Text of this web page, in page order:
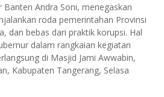
Banten Andra Soni, menegaskan
roda pemerintahan Provinsi
dan bebas dari praktik korupsi. Hal
dalam rangkaian kegiatan
di Masjid Jami Awwabin,
Kabupaten Tangerang, Selasa